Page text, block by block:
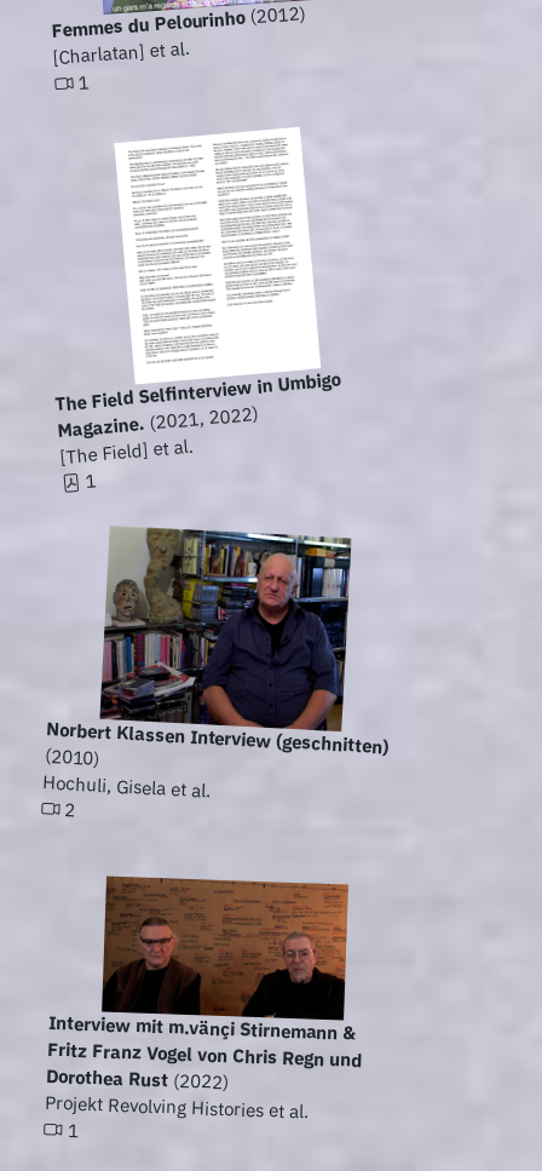
Femmes du Pelourinho(2012)
[Charlatan] et al.
1
The Field Selfinterview in Umbigo
Magazine.(2021, 2022)
[The Field] et al.
1
Norbert Klassen Interview (geschnitten)
(2010)
Hochuli, Gisela et al.
2
Interview mit m.vänçi Stirnemann &
Fritz Franz Vogel von Chris Regn und
Dorothea Rust(2022)
Projekt Revolving Histories et al.
1